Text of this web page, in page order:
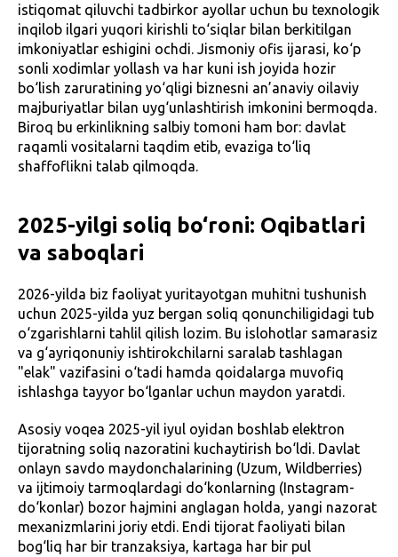
istiqomat qiluvchi tadbirkor ayollar uchun bu texnologik
inqilob ilgari yuqori kirishli to‘siqlar bilan berkitilgan
imkoniyatlar eshigini ochdi. Jismoniy ofis ijarasi, ko‘p
sonli xodimlar yollash va har kuni ish joyida hozir
bo‘lish zaruratining yo‘qligi biznesni an’anaviy oilaviy
majburiyatlar bilan uyg‘unlashtirish imkonini bermoqda.
Biroq bu erkinlikning salbiy tomoni ham bor: davlat
raqamli vositalarni taqdim etib, evaziga to‘liq
shaffoflikni talab qilmoqda.
2025-yilgi soliq bo‘roni: Oqibatlari
va saboqlari
2026-yilda biz faoliyat yuritayotgan muhitni tushunish
uchun 2025-yilda yuz bergan soliq qonunchiligidagi tub
o‘zgarishlarni tahlil qilish lozim. Bu islohotlar samarasiz
va g‘ayriqonuniy ishtirokchilarni saralab tashlagan
"elak" vazifasini o‘tadi hamda qoidalarga muvofiq
ishlashga tayyor bo‘lganlar uchun maydon yaratdi.
Asosiy voqea 2025-yil iyul oyidan boshlab elektron
tijoratning soliq nazoratini kuchaytirish bo‘ldi. Davlat
onlayn savdo maydonchalarining (Uzum, Wildberries)
va ijtimoiy tarmoqlardagi do‘konlarning (Instagram-
do‘konlar) bozor hajmini anglagan holda, yangi nazorat
mexanizmlarini joriy etdi. Endi tijorat faoliyati bilan
bog‘liq har bir tranzaksiya, kartaga har bir pul